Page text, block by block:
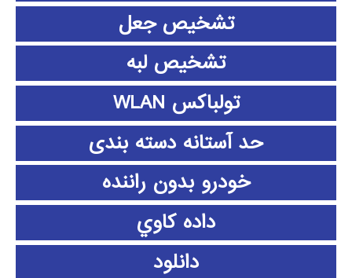
تشخیص جعل
تشخیص لبه
تولباکس WLAN
حد آستانه دسته بندی
خودرو بدون راننده
داده كاوي
دانلود